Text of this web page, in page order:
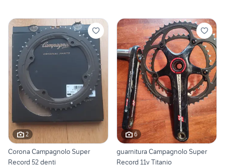
2
Corona Campagnolo Super
Record 52 denti
6
guarnitura Campagnolo Super
Record 11v Titanio